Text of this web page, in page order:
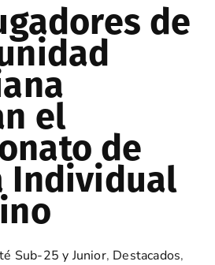
de
el
de
Individual
Sub-25 y Junior, Destacados,